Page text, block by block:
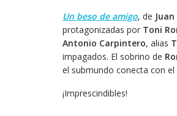
Un beso de amigo, de
protagonizadas por Toni
Antonio Carpintero, alias
impagados. El sobrino de
el submundo conecta con
¡Imprescindibles!